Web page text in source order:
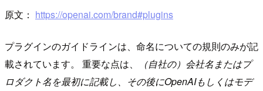
原文： https://openai.com/brand#plugins
プラグインのガイドラインは、命名についての規則のみが記
載されています。 重要な点は、
（自社の）会社名またはプ
ロダクト名を最初に記載し、その後にOpenAIもしくはモデ